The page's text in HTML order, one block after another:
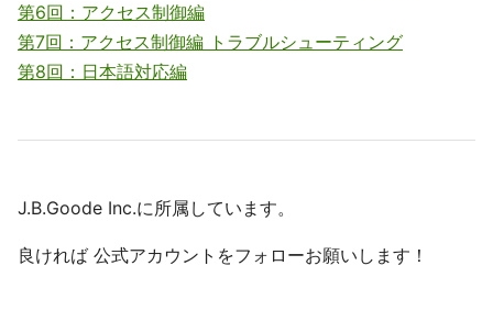
第6回：アクセス制御編
第7回：アクセス制御編 トラブルシューティング
第8回：日本語対応編
J.B.Goode Inc.に所属しています。
良ければ 公式アカウントをフォローお願いします！